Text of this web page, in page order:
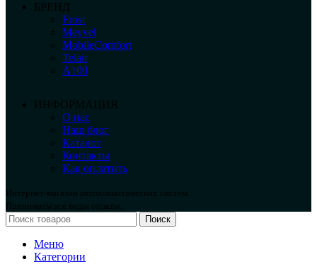
БРЕНД
Frost
Meyvel
MobileComfort
Telair
А100
ИНФОРМАЦИЯ
О нас
Наш блог
Каталог
Контакты
Как оплатить
Интернет-магазин автоклиматических систем.
Принимаем все виды оплаты.
Поиск
Меню
Категории